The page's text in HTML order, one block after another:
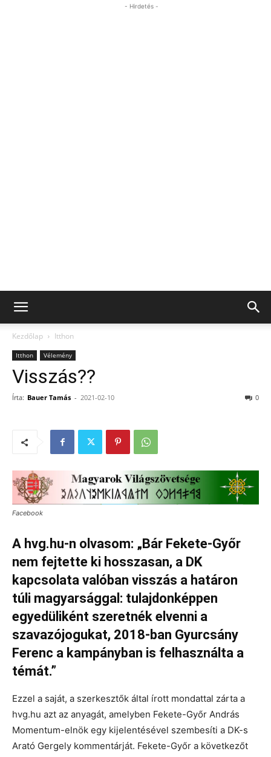
- Hirdetés -
Kezdőlap Itthon
Itthon Vélemény
Visszás??
Írta: Bauer Tamás - 2021-02-10 0
Facebook
A hvg.hu-n olvasom: „Bár Fekete-Győr
nem fejtette ki hosszasan, a DK
kapcsolata valóban visszás a határon
túli magyarsággal: tulajdonképpen
egyedüliként szeretnék elvenni a
szavazójogukat, 2018-ban Gyurcsány
Ferenc a kampányban is felhasználta a
témát.”
Ezzel a saját, a szerkesztők által írott mondattal zárta a
hvg.hu azt az anyagát, amelyben Fekete-Győr András
Momentum-elnök egy kijelentésével szembesíti a DK-s
Arató Gergely kommentárját. Fekete-Győr a következőt